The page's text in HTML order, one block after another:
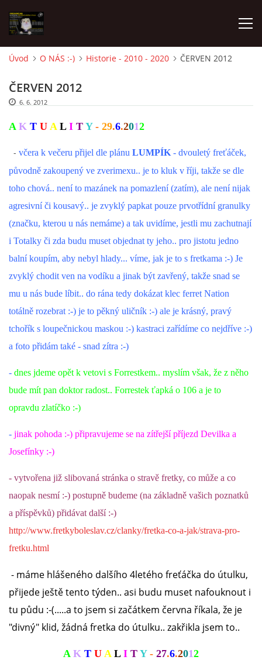
FRETKY V ÚTULKU
K ADOPCI
V PÉČI
VIRTUÁLNÍ ADOPCE
V NOVÝCH DOMOVECH
DFD - DOMOV FRETČÍCH DŮCHODCŮ
PODMÍNKY PŘEVZETÍ FRETKY.
O FRETCE
PÉČE O FRETKU
JAK FRETKA BYDLÍ
CESTOVÁNÍ S FRETKOU
Úvod O NÁS :-) Historie - 2010 - 2020 ČERVEN 2012
ČERVEN 2012
6. 6. 2012
AK T U A L I T Y- 29.6.2012
- včera k večeru přijel dle plánu LUMPÍK - dvouletý freťáček,
původně zakoupený ve zverimexu.. je to kluk v říji, takže se dle
toho chová.. není to mazánek na pomazlení (zatím), ale není nijak
agresivní či kousavý.. je zvyklý papkat pouze prvotřídní granulky
(značku, kterou u nás nemáme) a tak uvidíme, jestli mu zachutnají
i Totalky či zda budu muset objednat ty jeho.. pro jistotu jedno
balní koupím, aby nebyl hlady... víme, jak je to s fretkama :-) Je
zvyklý chodit ven na vodíku a jinak být zavřený, takže snad se
mu u nás bude líbit.. do rána tedy dokázat klec ferret Nation
totálně rozebrat :-) je to pěkný uličník :-) ale je krásný, pravý
tchořík s loupečnickou maskou :-) kastraci zařídíme co nejdříve :-)
a foto přidám také - snad zítra :-)
- dnes jdeme opět k vetovi s Forrestkem.. myslím však, že z něho
bude mít pan doktor radost.. Forrestek ťapká o 106 a je to
opravdu zlatíčko :-)
- jinak pohoda :-) připravujeme se na zítřejší příjezd Devilka a
Josefínky :-)
- vytvořena již slibovaná stránka o stravě fretky, co může a co
naopak nesmí :-) postupně budeme (na základně vašich poznatků
a příspěvků) přidávat další :-)
http://www.fretkyboleslav.cz/clanky/fretka-co-a-jak/strava-pro-
fretku.html
- máme hlášeného dalšího 4letého freťáčka do útulku,
přijede ještě tento týden.. asi budu muset nafouknout i
tu půdu :-(.....a to jsem si začátkem června říkala, že je
"divný" klid, žádná fretka do útulku.. zakřikla jsem to..
AK T U A L I T Y- 27.6.2012